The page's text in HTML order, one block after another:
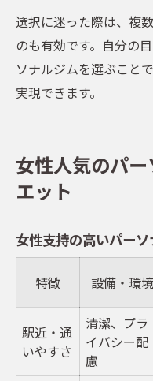
選択に迷った際は、複
のも有効です。自分の
ソナルジムを選ぶこと
実現できます。
女性人気のパ
エット
女性支持の高いパー
特徴 設備・環境
駅近・通
いやすさ
清潔、プラ
イバシー配
慮